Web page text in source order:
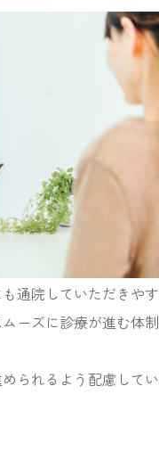
通院していただきやす
ーズに診療が進む体制
られるよう配慮してい